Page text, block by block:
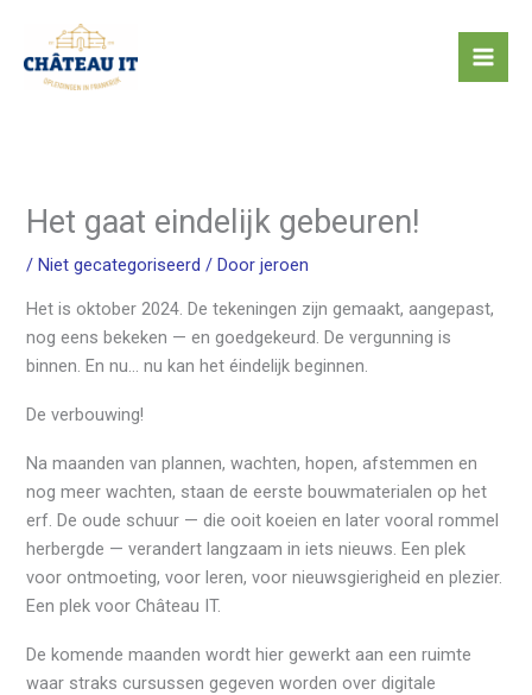
Het gaat eindelijk gebeuren!
/Niet gecategoriseerd / Doorjeroen
Het is oktober 2024. De tekeningen zijn gemaakt, aangepast,
nog eens bekeken — en goedgekeurd. De vergunning is
binnen. En nu… nu kan het éindelijk beginnen.
De verbouwing!
Na maanden van plannen, wachten, hopen, afstemmen en
nog meer wachten, staan de eerste bouwmaterialen op het
erf. De oude schuur — die ooit koeien en later vooral rommel
herbergde — verandert langzaam in iets nieuws. Een plek
voor ontmoeting, voor leren, voor nieuwsgierigheid en plezier.
Een plek voor Château IT.
De komende maanden wordt hier gewerkt aan een ruimte
waar straks cursussen gegeven worden over digitale